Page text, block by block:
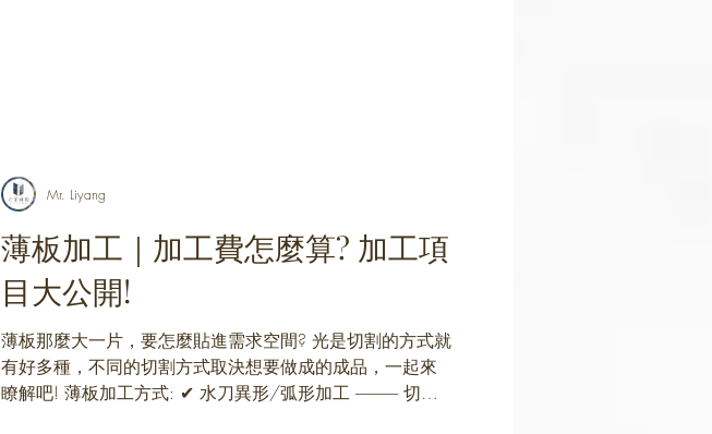
薄板加工｜加工費怎麼算? 加工項
目大公開!
薄板那麼大一片，要怎麼貼進需求空間? 光是切割的方式就
有好多種，不同的切割方式取決想要做成的成品，一起來
瞭解吧! 薄板加工方式: ✔ 水刀異形/弧形加工 ------------- 切刻
Mr. Liyang